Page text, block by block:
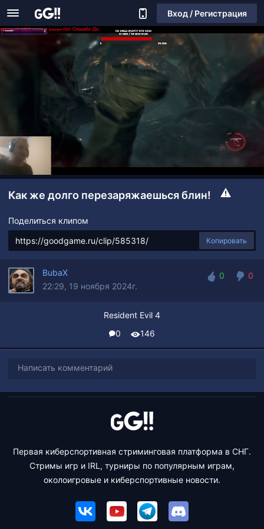
Вход / Регистрация
Как же долго перезаряжаешься блин!
Поделиться клипом
Копировать
BubaX
22:29, 19 ноября 2024г.
0
0
Resident Evil 4
0
146
Написать комментарий
Первая киберспортивная стриминговая платформа в СНГ.
Стримы игр и IRL, турниры по популярным играм,
околоигровые и киберспортивные новости.